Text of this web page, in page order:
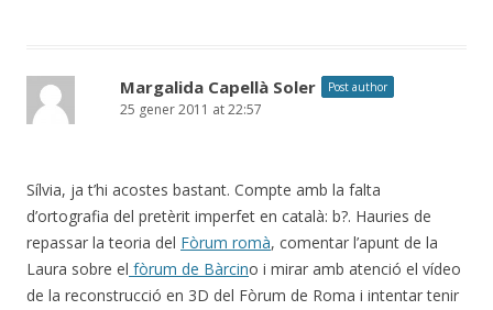
Margalida Capellà Soler Post author
25 gener 2011 at 22:57
Sílvia, ja t’hi acostes bastant. Compte amb la falta
d’ortografia del pretèrit imperfet en català: b?. Hauries de
repassar la teoria del Fòrum romà, comentar l’apunt de la
Laura sobre el fòrum de Bàrcino i mirar amb atenció el vídeo
de la reconstrucció en 3D del Fòrum de Roma i intentar tenir